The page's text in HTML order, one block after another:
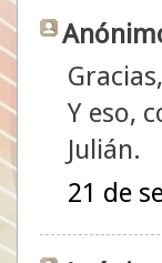
Y eso,
Julián.
21 de